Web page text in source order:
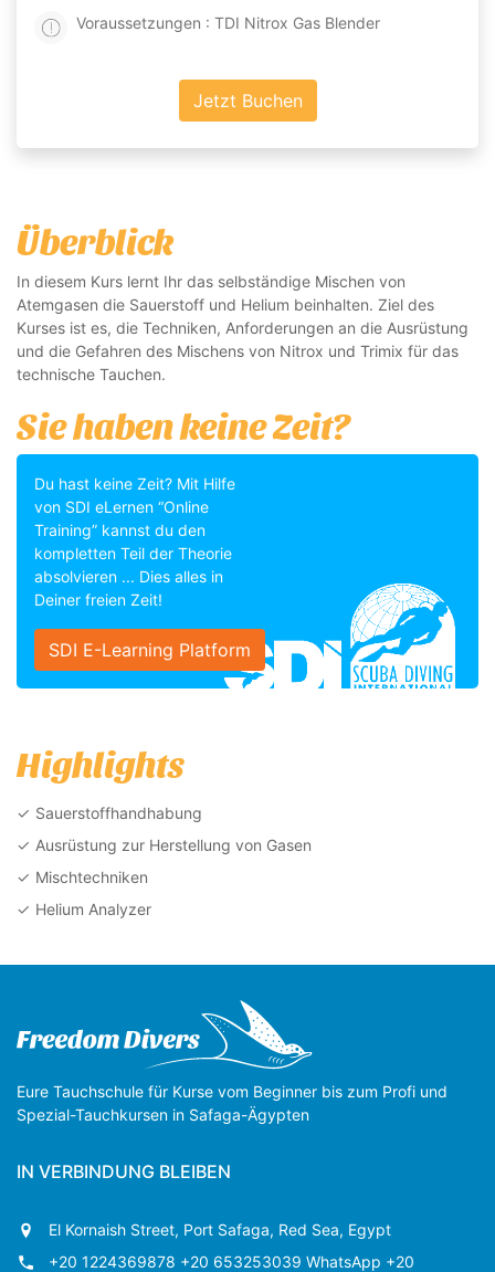
Voraussetzungen : TDI Nitrox Gas Blender
Jetzt Buchen
Überblick
In diesem Kurs lernt Ihr das selbständige Mischen von
Atemgasen die Sauerstoff und Helium beinhalten. Ziel des
Kurses ist es, die Techniken, Anforderungen an die Ausrüstung
und die Gefahren des Mischens von Nitrox und Trimix für das
technische Tauchen.
Sie haben keine Zeit?
Du hast keine Zeit? Mit Hilfe
von SDI eLernen “Online
Training” kannst du den
kompletten Teil der Theorie
absolvieren ... Dies alles in
Deiner freien Zeit!
SDI E-Learning Platform
Highlights
Sauerstoffhandhabung
Ausrüstung zur Herstellung von Gasen
Mischtechniken
Helium Analyzer
Eure Tauchschule für Kurse vom Beginner bis zum Profi und
Spezial-Tauchkursen in Safaga-Ägypten
IN VERBINDUNG BLEIBEN
El Kornaish Street, Port Safaga, Red Sea, Egypt
+20 1224369878 +20 653253039 WhatsApp +20